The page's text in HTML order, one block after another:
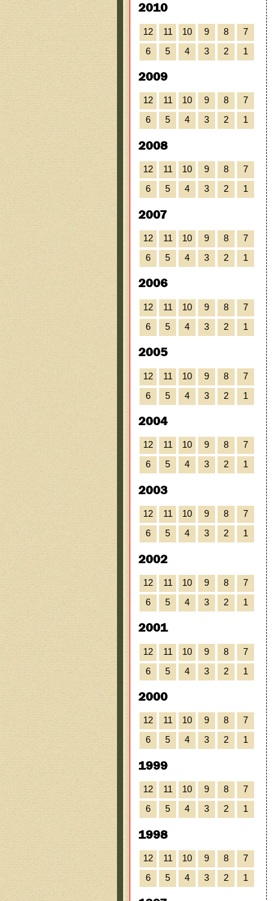
2010
12 11 10 9 8
7
6
5 4 3 2 1
2009
12 11 10 9 8
7
6
5 4 3 2 1
2008
12 11 10 9 8
7
6
5 4 3 2 1
2007
12 11 10 9 8
7
6
5 4 3 2 1
2006
12 11 10 9 8
7
6
5 4 3 2 1
2005
12 11 10 9 8
7
6
5 4 3 2 1
2004
12 11 10 9 8
7
6
5 4 3 2 1
2003
12 11 10 9 8
7
6
5 4 3 2 1
2002
12 11 10 9 8
7
6
5 4 3 2 1
2001
12 11 10 9 8
7
6
5 4 3 2 1
2000
12 11 10 9 8
7
6
5 4 3 2 1
1999
12 11 10 9 8
7
6
5 4 3 2 1
1998
12 11 10 9 8
7
6
5 4 3 2 1